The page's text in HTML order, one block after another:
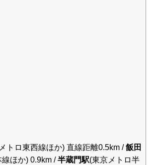
トロ東西線ほか) 直線距離0.5km /飯田
ほか) 0.9km /半蔵門駅(東京メトロ半